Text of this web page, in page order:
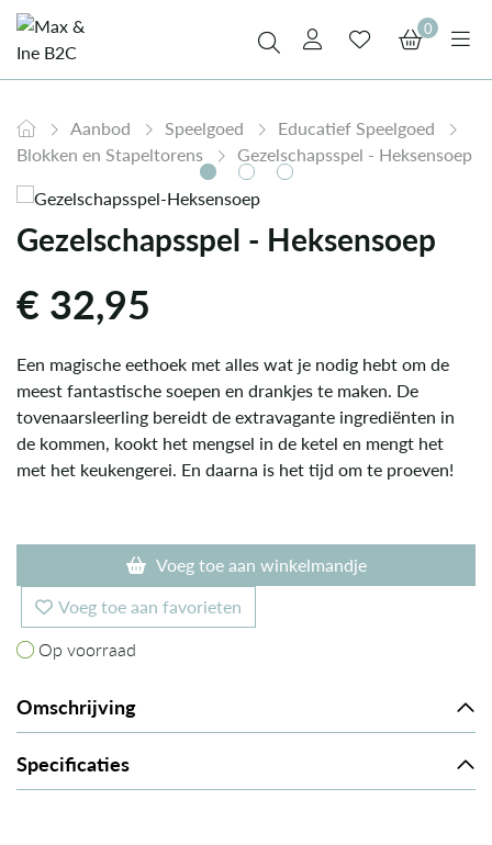
0
Aanbod Speelgoed
Educatief Speelgoed
Blokken en Stapeltorens
Gezelschapsspel - Heksensoep
Gezelschapsspel - Heksensoep
€32,95
Een magische eethoek met alles wat je nodig hebt om de
meest fantastische soepen en drankjes te maken. De
tovenaarsleerling bereidt de extravagante ingrediënten in
de kommen, kookt het mengsel in de ketel en mengt het
met het keukengerei. En daarna is het tijd om te proeven!
Voeg toe aan winkelmandje
Voeg toe aan favorieten
Op voorraad
Op voorraad
Omschrijving
Specificaties